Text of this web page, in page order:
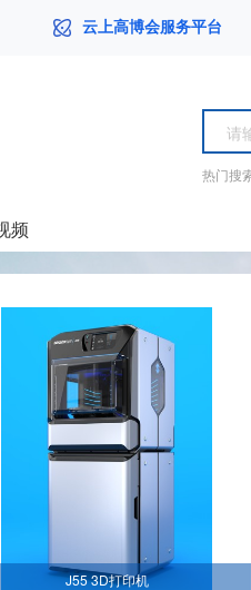
云上高博会服务平台
热门搜
频
J55 3D打印机